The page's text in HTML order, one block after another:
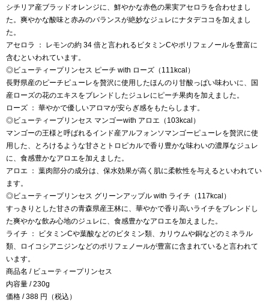
シチリア産ブラッドオレンジに、鮮やかな赤色の果実アセロラを合わせまし
た。爽やかな酸味と赤みのバランスが絶妙なジュレにナタデココを加えまし
た。
アセロラ ： レモンの約 34 倍と言われるビタミンCやポリフェノールを豊富に
含むといわれています。
◎ビューティープリンセス ピーチ with ローズ（111kcal）
長野県産のピーチピューレを贅沢に使用したほんのり甘酸っぱい味わいに、国
産ローズの花のエキスをブレンドしたジュレにピーチ果肉を加えました。
ローズ ： 華やかで優しいアロマが安らぎ感をもたらします。
◎ビューティープリンセス マンゴーwith アロエ（103kcal）
マンゴーの王様と呼ばれるインド産アルフォンソマンゴーピューレを贅沢に使
用した、とろけるような甘さとトロピカルで香り豊かな味わいの濃厚なジュレ
に、食感豊かなアロエを加えました。
アロエ ： 葉肉部分の成分は、保水効果が高く肌に柔軟性を与えるといわれてい
ます。
◎ビューティープリンセス グリーンアップル with ライチ（117kcal）
すっきりとした甘さの青森県産王林に、華やかで香り高いライチをブレンドし
た爽やかな飲み心地のジュレに、食感豊かなアロエを加えました。
ライチ ： ビタミンCや葉酸などのビタミン類、カリウムや銅などのミネラル
類、ロイコシアニジンなどのポリフェノールが豊富に含まれていると言われて
います。
商品名 / ビューティープリンセス
内容量 / 230g
価格 / 388 円（税込）